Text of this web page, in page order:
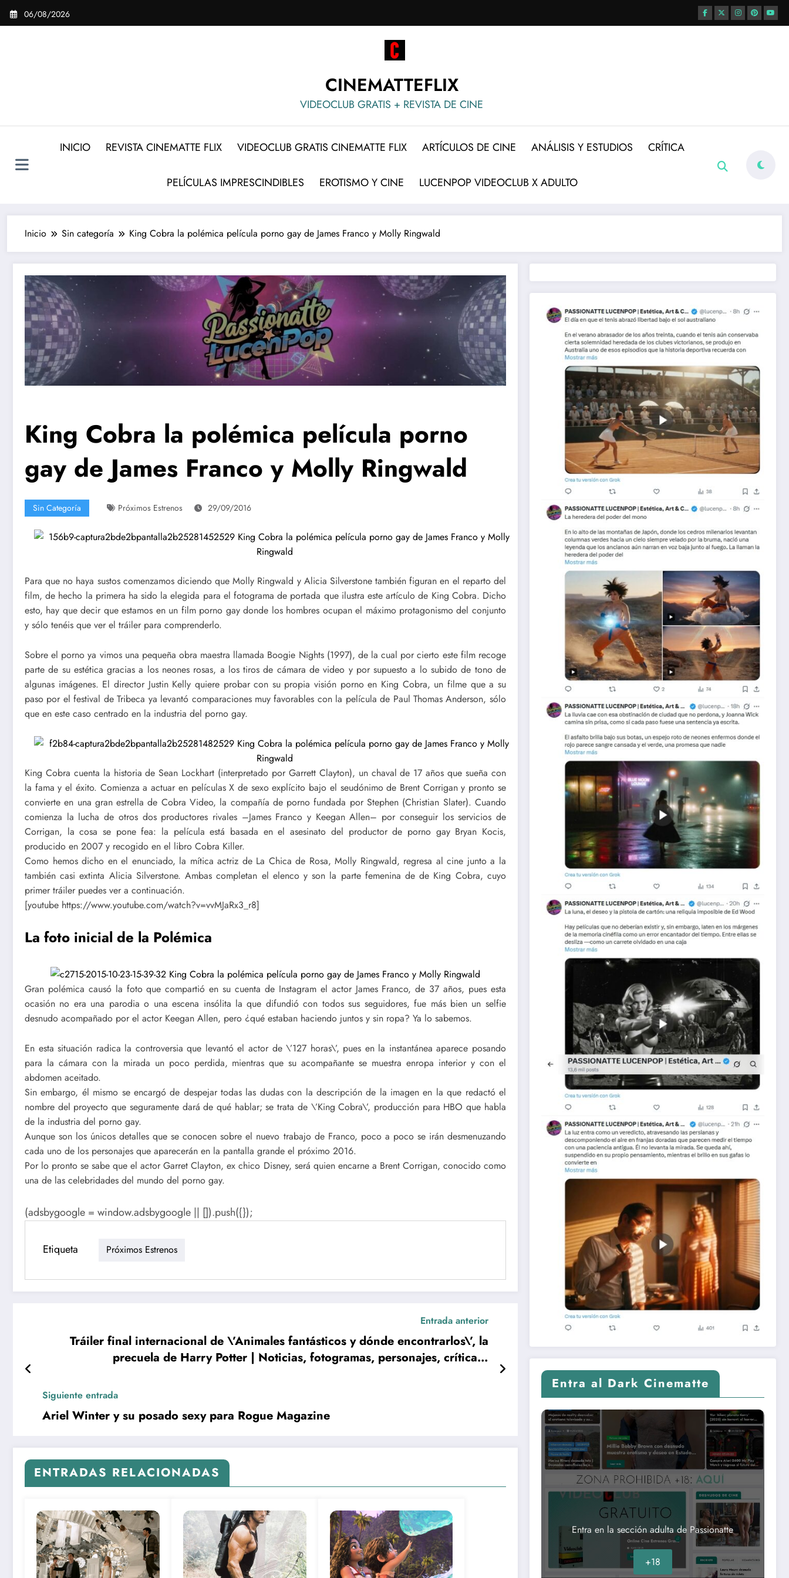
Saltar
06/08/2026
CINEMATTEFLIX
VIDEOCLUB GRATIS + REVISTA DE CINE
INICIO REVISTA CINEMATTE FLIX VIDEOCLUB GRATIS CINEMATTE FLIX ARTÍCULOS DE CINE ANÁLISIS Y ESTUDIOS CRÍTICA
PELÍCULAS IMPRESCINDIBLES EROTISMO Y CINE LUCENPOP VIDEOCLUB X ADULTO
Inicio Sin categoría King Cobra la polémica película porno gay de James Franco y Molly Ringwald
King Cobra la polémica película porno
gay de James Franco y Molly Ringwald
Sin Categoría Próximos Estrenos 29/09/2016
Para que no haya sustos comenzamos diciendo queMolly Ringwald y Alicia Silverstone también figuran en el reparto del
film, de hecho la primera ha sido la elegida para el fotograma de portada que ilustra este artículo de King Cobra. Dicho
esto, hay que decir que estamos en un film porno gay donde los hombres ocupan el máximo protagonismo del conjunto
y sólo tenéis que ver el tráiler para comprenderlo.
Sobre el porno ya vimos una pequeña obra maestra llamada Boogie Nights (1997), de la cual por cierto este film recoge
parte de su estética gracias a los neones rosas, a los tiros de cámara de video y por supuesto a lo subido de tono de
algunas imágenes. El director Justin Kelly quiere probar con su propia visión porno en King Cobra, un filme que a su
paso por el festival de Tribeca ya levantó comparaciones muy favorables con la película de Paul Thomas Anderson, sólo
que en este caso centrado en la industria del porno gay.
King Cobra cuenta la historia de Sean Lockhart (interpretado por Garrett Clayton), un chaval de 17 años que sueña con
la fama y el éxito. Comienza a actuar en películas X de sexo explícito bajo el seudónimo de Brent Corrigan y pronto se
convierte en una gran estrella de Cobra Video, la compañía de porno fundada por Stephen (Christian Slater). Cuando
comienza la lucha de otros dos productores rivales –James Franco y Keegan Allen– por conseguir los servicios de
Corrigan, la cosa se pone fea: la película está basada en el asesinato del productor de porno gay Bryan Kocis,
producido en 2007 y recogido en el libro Cobra Killer.
Como hemos dicho en el enunciado, la mítica actriz de La Chica de Rosa, Molly Ringwald, regresa al cine junto a la
también casi extinta Alicia Silverstone. Ambas completan el elenco y son la parte femenina de de King Cobra, cuyo
primer tráiler puedes ver a continuación.
[youtube https://www.youtube.com/watch?v=vvMJaRx3_r8]
La foto inicial de la Polémica
Gran polémica causó la foto que compartió en su cuenta de Instagram el actor James Franco, de 37 años, pues esta
ocasión no era una parodia o una escena insólita la que difundió con todos sus seguidores, fue más bien un selfie
desnudo acompañado por el actor Keegan Allen, pero ¿qué estaban haciendo juntos y sin ropa? Ya lo sabemos.
En esta situación radica la controversia que levantó el actor de \’127 horas\’, pues en la instantánea aparece posando
para la cámara con la mirada un poco perdida, mientras que su acompañante se muestra enropa interior y con el
abdomen aceitado.
Sin embargo, él mismo se encargó de despejar todas las dudas con la descripción de la imagen en la que redactó el
nombre del proyecto que seguramente dará de qué hablar; se trata de \’King Cobra\’, producción para HBO que habla
de la industria del porno gay.
Aunque son los únicos detalles que se conocen sobre el nuevo trabajo de Franco, poco a poco se irán desmenuzando
cada uno de los personajes que aparecerán en la pantalla grande el próximo 2016.
Por lo pronto se sabe que el actor Garret Clayton, ex chico Disney, será quien encarne a Brent Corrigan, conocido como
una de las celebridades del mundo del porno gay.
(adsbygoogle = window.adsbygoogle || []).push({});
Etiqueta Próximos Estrenos
Entrada anterior
Tráiler final internacional de \’Animales fantásticos y dónde encontrarlos\’, la
precuela de Harry Potter | Noticias, fotogramas, personajes, crítica…
Siguiente entrada
Ariel Winter y su posado sexy para Rogue Magazine
ENTRADAS RELACIONADAS
Entra al Dark Cinematte
Entra en la sección adulta de Passionatte
+18